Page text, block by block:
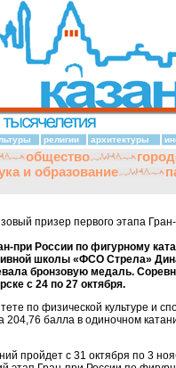
религии архитектуры
общество
и образование
призер первого этапа
при России по фигурному
школы «ФСО Стрела»
бронзовую медаль.
с 24 по 27 октября.
по физической культуре и
204,76 балла в одиночном
пройдет с 31 октября по 3